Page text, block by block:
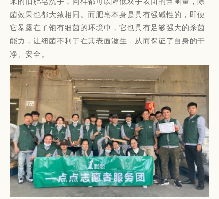
菌效果也都大致相同。而肥皂本身是具有强碱性的，即便
它暴露在了饱有细菌的环境中，它也具有足够强大的杀菌
能力，让细菌不利于在其表面滋生，从而保证了自身的干
净、安全。